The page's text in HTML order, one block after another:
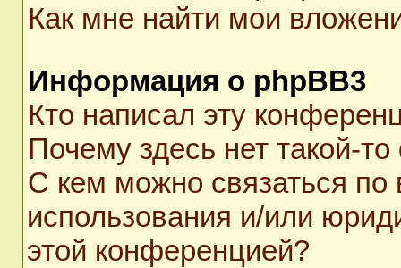
Как мне найти мои
Информация о phpBB3
Кто написал эту
Почему здесь нет такой-
С кем можно связаться по
использования и/или
этой конференцией?